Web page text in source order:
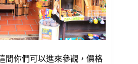
間你們可以進來參觀，價格